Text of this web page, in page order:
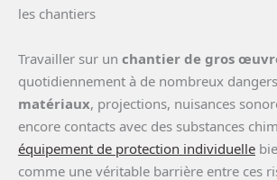
les chantiers
Travailler sur un chantier de gros
quotidiennement à de nombreux
matériaux, projections, nuisances
encore contacts avec des substances
équipement de protection individuelle
comme une véritable barrière entre ces